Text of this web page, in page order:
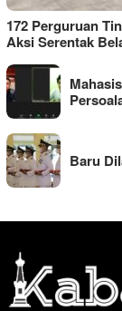
172 Perguruan
Aksi Serentak
Baru